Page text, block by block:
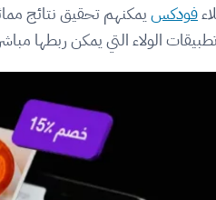
فودكسيمكنهم تحقيق نتائج
الولاء التي يمكن ربطها